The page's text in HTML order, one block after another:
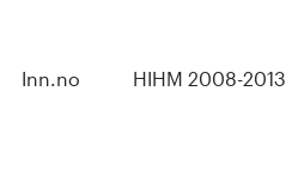
Inn.no HIHM 2008-2013